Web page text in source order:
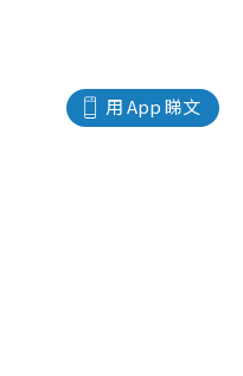
用 App 睇文